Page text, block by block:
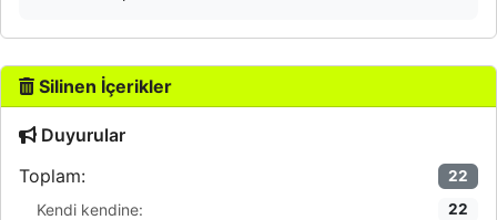
Silinen İçerikler
Duyurular
Toplam:
22
Kendi kendine: 22